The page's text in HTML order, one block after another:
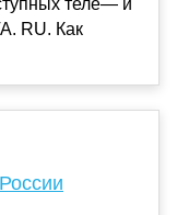
теле— и
RU. Как